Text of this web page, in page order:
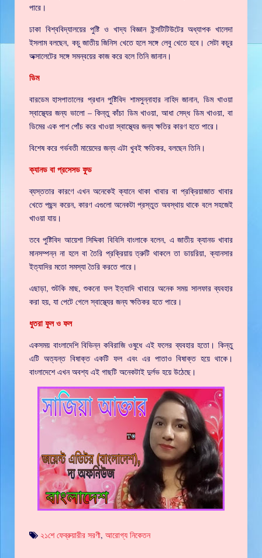
পারে।
ঢাকা বিশ্ববিদ্যালয়ের পুষ্টি ও খাদ্য বিজ্ঞান ইন্সটিটিউটের অধ্যাপক খালেদা
ইসলাম বলছেন, কচু জাতীয় জিনিস খেতে হলে সঙ্গে লেবু খেতে হবে। সেটা কচুর
অক্সালেটের সঙ্গে সমন্বয়ের কাজ করে বলে তিনি জানান।
ডিম
বারডেম হাসপাতালের প্রধান পুষ্টিবিদ শামসুন্নাহার নাহিদ জানান, ডিম খাওয়া
স্বাস্থ্যের জন্য ভালো – কিন্তু কাঁচা ডিম খাওয়া, আধা সেদ্ধ ডিম খাওয়া, বা
ডিমের এক পাশ পোঁচ করে খাওয়া স্বাস্থ্যের জন্য ক্ষতির কারণ হতে পারে।
বিশেষ করে গর্ভবতী মায়েদের জন্য এটা খুবই ক্ষতিকর, বলছেন তিনি।
ক্যানড বা প্রসেসড ফুড
ব্যস্ততার কারণে এখন অনেকেই ক্যানে থাকা খাবার বা প্রক্রিয়াজাত খাবার
খেতে পছন্দ করেন, কারণ এগুলো অনেকটা প্রস্তুত অবস্থায় থাকে বলে সহজেই
খাওয়া যায়।
তবে পুষ্টিবিদ আয়েশা সিদ্দিকা বিবিসি বাংলাকে বলেন, এ জাতীয় ক্যানড খাবার
মানসম্পন্ন না হলে বা তৈরি প্রক্রিয়ায় ত্রুটি থাকলে তা ডায়রিয়া, ক্যানসার
ইত্যাদির মতো সমস্যা তৈরি করতে পারে।
এছাড়া, শুটকি মাছ, শুকনো ফল ইত্যাদি খাবারে অনেক সময় সালফার ব্যবহার
করা হয়, যা পেটে গেলে স্বাস্থ্যের জন্য ক্ষতিকর হতে পারে।
ধুতরা ফুল ও ফল
একসময় বাংলাদেশি বিভিন্ন কবিরাজি ওষুধে এই ফলের ব্যবহার হতো। কিন্তু
এটি অত্যন্ত বিষাক্ত একটি ফল এবং এর পাতাও বিষাক্ত হয়ে থাকে।
বাংলাদেশে এখন অবশ্য এই গাছটি অনেকটাই দুর্লভ হয়ে উঠেছে।
২১শে ফেব্রুয়ারীর সরণী, আরোগ্য নিকেতন